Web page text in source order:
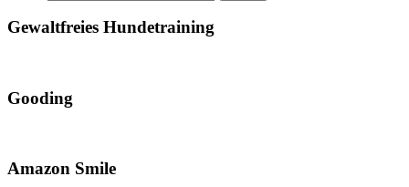
Gewaltfreies Hundetraining
Gooding
Amazon Smile